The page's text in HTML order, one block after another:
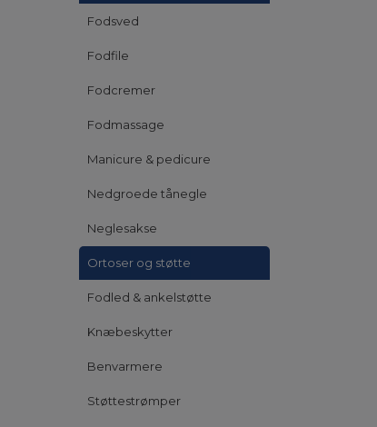
Fodsved
Fodfile
Fodcremer
Fodmassage
Manicure & pedicure
Nedgroede tånegle
Neglesakse
Ortoser og støtte
Fodled & ankelstøtte
Knæbeskytter
Benvarmere
Støttestrømper